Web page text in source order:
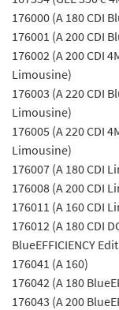
176000 (A 180 CDI
176001 (A 200 CDI
176002 (A 200 CDI
Limousine)
176003 (A 220 CDI
Limousine)
176005 (A 220 CDI
Limousine)
176007 (A 180 CDI
176008 (A 200 CDI
176011 (A 160 CDI
176012 (A 180 CDI
BlueEFFICIENCY
176041 (A 160)
176042 (A 180
176043 (A 200